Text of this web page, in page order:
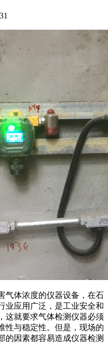
气体浓度的仪器设备，在石
业应用广泛，是工业安全和
这就要求气体检测仪器必须
性与稳定性。但是，现场的
的因素都容易造成仪器检测